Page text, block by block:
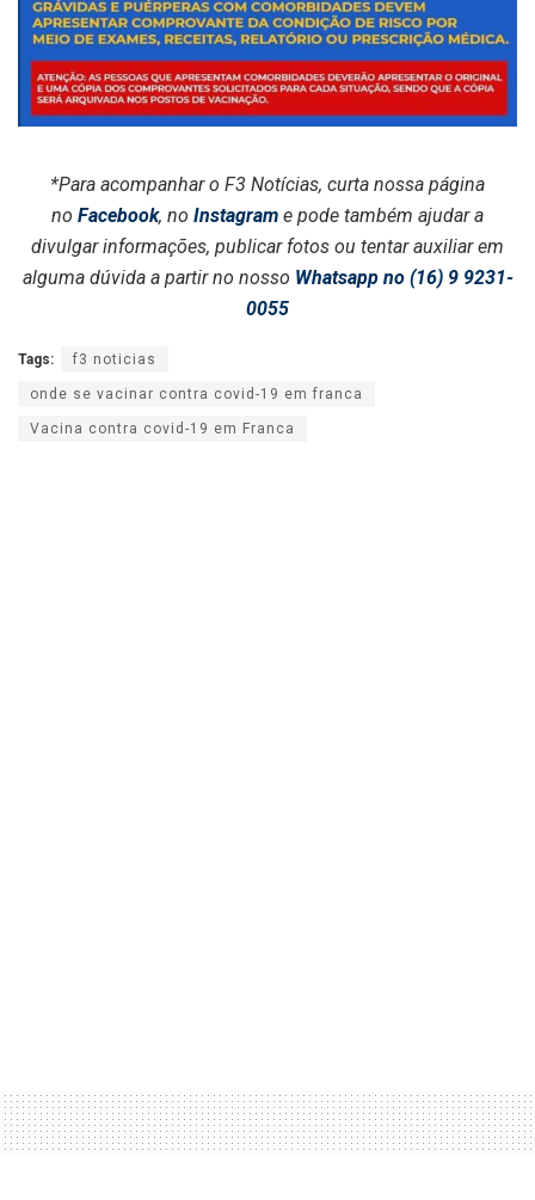
*Para acompanhar o F3 Notícias, curta nossa página
no Facebook, no Instagram e pode também ajudar a
divulgar informações, publicar fotos ou tentar auxiliar em
alguma dúvida a partir no nosso Whatsapp no (16) 9 9231-
0055
Tags: f3 noticias
onde se vacinar contra covid-19 em franca
Vacina contra covid-19 em Franca